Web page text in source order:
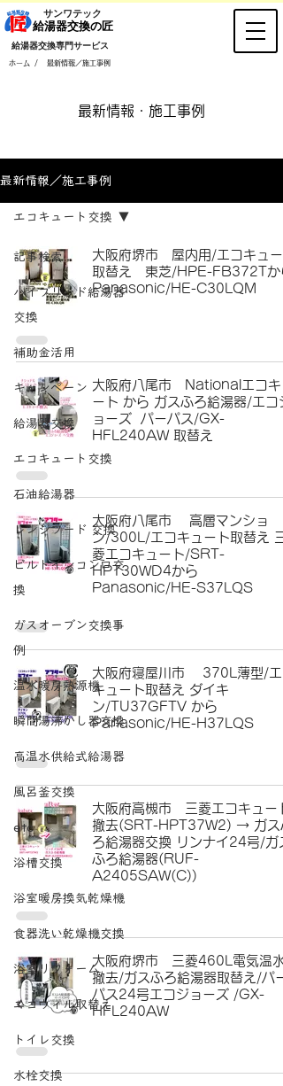
ホーム / 最新情報／施工事例
​サンワテック
​給湯器交換の匠
​給湯器交換専門サービス
​最新情報・施工事例
最新情報／施工事例
記事検索
ハイブリッド給湯器
交換
補助金活用
キャンペーン
給湯器交換
エコキュート交換
石油給湯器
レンジフード 交換
ビルトインコンロ交
換
ガスオーブン交換事
例
温水暖房熱源機
瞬間湯沸かし器交換
高温水供給式給湯器
風呂釜交換
etc
浴槽交換
浴室暖房換気乾燥機
食器洗い乾燥機交換
浴室リフォーム
エコウィル取替え
トイレ交換
水栓交換
エコキュート交換
大阪府堺市 屋内用/エコキュー
取替え 東芝/HPE-FB372Tか
Panasonic/HE-C30LQM
大阪府八尾市 Nationalエコキ
ート から ガスふろ給湯器/エコ
ョーズ パーパス/GX-
HFL240AW 取替え
大阪府八尾市 高層マンショ
ン/300L/エコキュート取替え 三
菱エコキュート/SRT-
HPT30WD4から
Panasonic/HE-S37LQS
大阪府寝屋川市 370L薄型/エ
キュート取替え ダイキ
ン/TU37GFTV から
Panasonic/HE-H37LQS
大阪府高槻市 三菱エコキュー
撤去(SRT-HPT37W2) → ガス
ろ給湯器交換 リンナイ24号/ガ
ふろ給湯器(RUF-
A2405SAW(C))
大阪府堺市 三菱460L電気温水
撤去/ガスふろ給湯器取替え/パー
パス24号エコジョーズ /GX-
HFL240AW